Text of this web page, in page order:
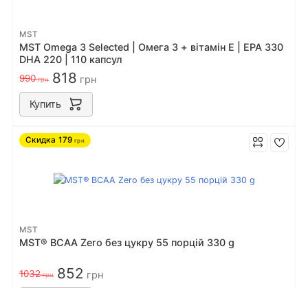
MST
MST Omega 3 Selected | Омега 3 + вітамін Е | EPA 330
DHA 220 | 110 капсул
990грн 818 грн
Купить
Скидка 179 грн
MST
MST® BCAA Zero без цукру 55 порцiй 330 g
1032грн 852 грн